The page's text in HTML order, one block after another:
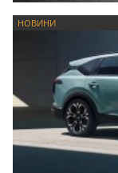
НОВИНИ